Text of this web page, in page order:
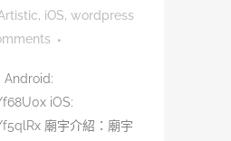
, iOS, wordpress
Android:
iOS:
廟宇介紹：廟宇